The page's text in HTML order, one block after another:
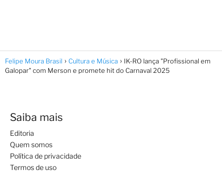
Felipe Moura Brasil Cultura e Música
IK-RO lança "Profissional em
Galopar" com Merson e promete hit do Carnaval 2025
Saiba mais
Editoria
Quem somos
Política de privacidade
Termos de uso